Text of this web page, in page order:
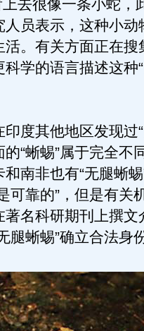
上去很像一条小蛇，
员表示，这种小动
。有关方面正在搜
学的语言描述这种
其他地区发现过“
“蜥蜴”属于完全不
南非也有“无腿蜥
可靠的”，但是有关
名科研期刊上撰文
腿蜥蜴”确立合法身